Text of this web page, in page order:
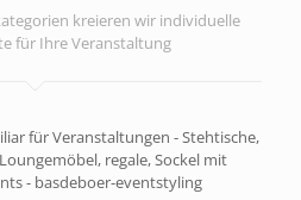
kreieren wir individuelle
für Ihre Veranstaltung